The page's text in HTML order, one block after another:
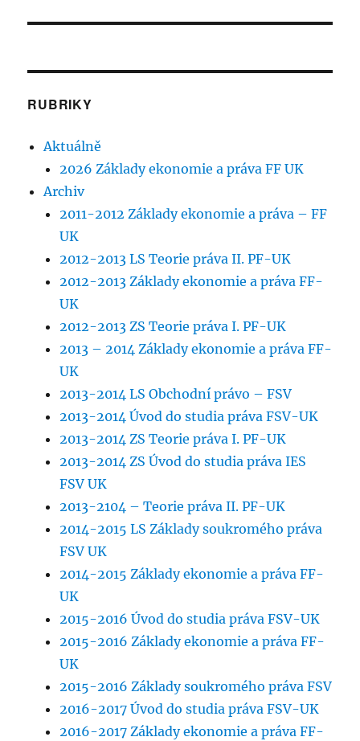
RUBRIKY
Aktuálně
2026 Základy ekonomie a práva FF UK
Archiv
2011-2012 Základy ekonomie a práva – FF
UK
2012-2013 LS Teorie práva II. PF-UK
2012-2013 Základy ekonomie a práva FF-
UK
2012-2013 ZS Teorie práva I. PF-UK
2013 – 2014 Základy ekonomie a práva FF-
UK
2013-2014 LS Obchodní právo – FSV
2013-2014 Úvod do studia práva FSV-UK
2013-2014 ZS Teorie práva I. PF-UK
2013-2014 ZS Úvod do studia práva IES
FSV UK
2013-2104 – Teorie práva II. PF-UK
2014-2015 LS Základy soukromého práva
FSV UK
2014-2015 Základy ekonomie a práva FF-
UK
2015-2016 Úvod do studia práva FSV-UK
2015-2016 Základy ekonomie a práva FF-
UK
2015-2016 Základy soukromého práva FSV
2016-2017 Úvod do studia práva FSV-UK
2016-2017 Základy ekonomie a práva FF-